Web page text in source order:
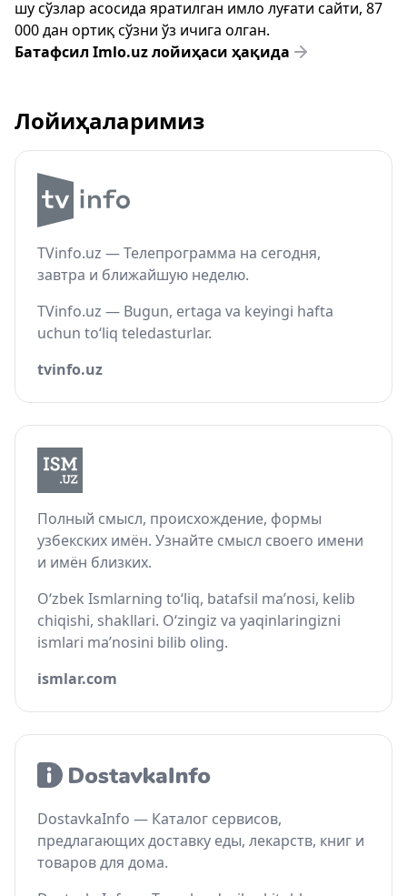
шу сўзлар асосида яратилган имло луғати сайти, 87
000 дан ортиқ сўзни ўз ичига олган.
Батафсил Imlo.uz лойиҳаси ҳақида
Лойиҳаларимиз
TVinfo.uz — Телепрограмма на сегодня,
завтра и ближайшую неделю.
TVinfo.uz — Bugun, ertaga va keyingi hafta
uchun to‘liq teledasturlar.
tvinfo.uz
Полный смысл, происхождение, формы
узбекских имён. Узнайте смысл своего имени
и имён близких.
O‘zbek Ismlarning to‘liq, batafsil ma’nosi, kelib
chiqishi, shakllari. O‘zingiz va yaqinlaringizni
ismlari ma’nosini bilib oling.
ismlar.com
DostavkaInfo — Каталог сервисов,
предлагающих доставку еды, лекарств, книг и
товаров для дома.